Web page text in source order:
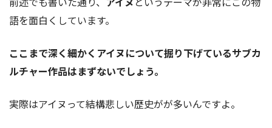
語を面白くしています。
ここまで深く細かくアイヌについて掘り下げているサブカ
ルチャー作品はまずないでしょう。
実際はアイヌって結構悲しい歴史がが多いんですよ。